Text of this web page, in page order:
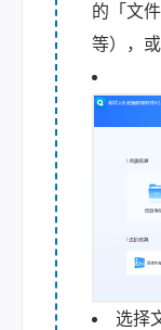
的「文
等），
选择